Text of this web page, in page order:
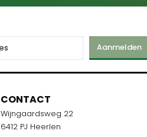
Aanmelden
CONTACT
Wijngaardsweg 22
6412 PJ Heerlen